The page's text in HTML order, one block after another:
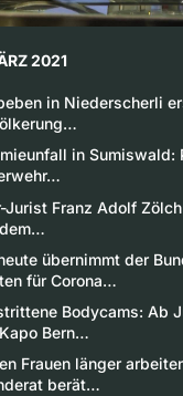
2021
in Niederscherli
in Sumiswald:
Jurist Franz Adolf
übernimmt der
für Corona…
Bodycams: Ab
Bern…
Frauen länger
berät…